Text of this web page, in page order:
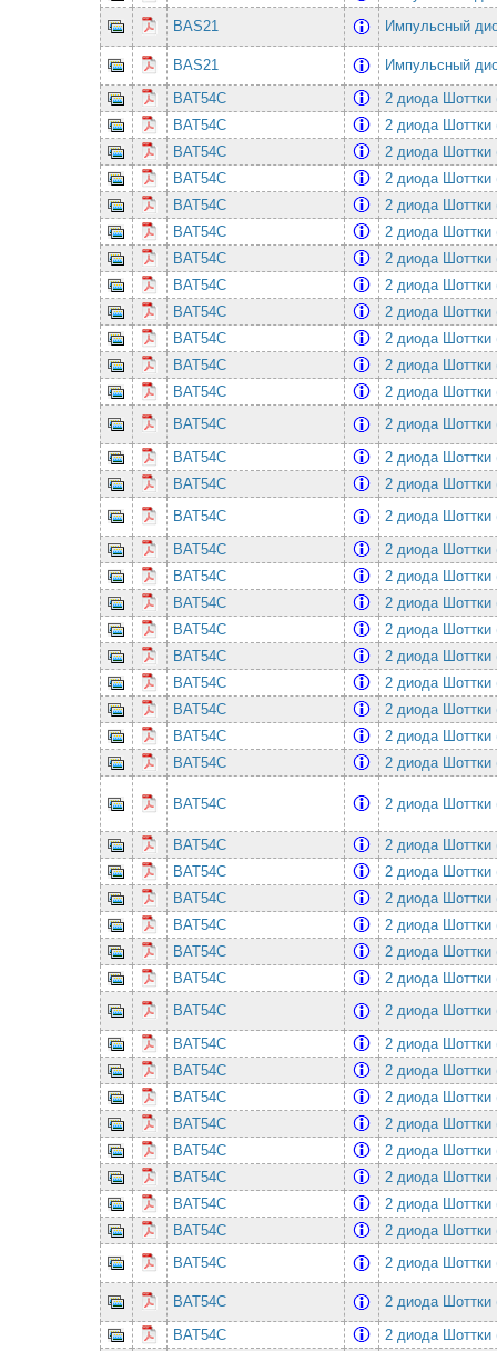
BAS21
Импульсный
BAS21
Импульсный
BAT54C
2 диода
BAT54C
2 диода
BAT54C
2 диода
BAT54C
2 диода
BAT54C
2 диода
BAT54C
2 диода
BAT54C
2 диода
BAT54C
2 диода
BAT54C
2 диода
BAT54C
2 диода
BAT54C
2 диода
BAT54C
2 диода
BAT54C
2 диода
BAT54C
2 диода
BAT54C
2 диода
BAT54C
2 диода
BAT54C
2 диода
BAT54C
2 диода
BAT54C
2 диода
BAT54C
2 диода
BAT54C
2 диода
BAT54C
2 диода
BAT54C
2 диода
BAT54C
2 диода
BAT54C
2 диода
BAT54C 2 диода
BAT54C
2 диода
BAT54C
2 диода
BAT54C
2 диода
BAT54C
2 диода
BAT54C
2 диода
BAT54C
2 диода
BAT54C
2 диода
BAT54C
2 диода
BAT54C
2 диода
BAT54C
2 диода
BAT54C
2 диода
BAT54C
2 диода
BAT54C
2 диода
BAT54C
2 диода
BAT54C
2 диода
BAT54C
2 диода
BAT54C
2 диода
BAT54C
2 диода